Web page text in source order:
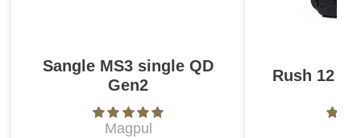
Sangle MS3 single QD
Gen2
Magpul
Rush 12